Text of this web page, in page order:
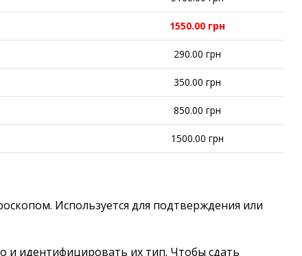
1550.00 грн
290.00 грн
350.00 грн
850.00 грн
1500.00 грн
Используется для подтверждения или
и идентифицировать их тип. Чтобы сдать